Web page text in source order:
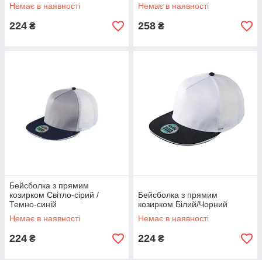
Немає в наявності
224 ₴
Немає в наявності
258 ₴
Бейсболка з прямим
козирком Світло-сірий /
Темно-синій
Немає в наявності
224 ₴
Бейсболка з прямим
козирком Білий/Чорний
Немає в наявності
224 ₴